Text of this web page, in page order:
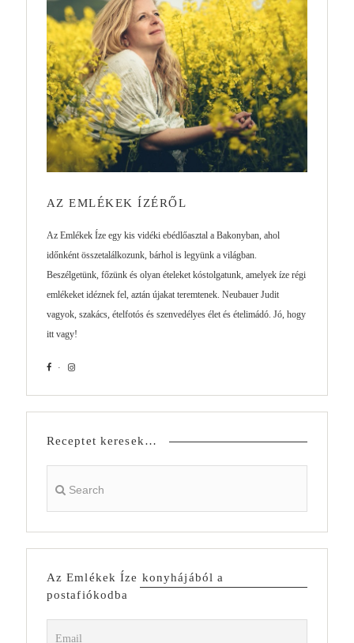
AZ EMLÉKEK ÍZÉRŐL
Az Emlékek Íze egy kis vidéki ebédlőasztal a Bakonyban, ahol
időnként összetalálkozunk, bárhol is legyünk a világban.
Beszélgetünk, főzünk és olyan ételeket kóstolgatunk, amelyek íze régi
emlékeket idéznek fel, aztán újakat teremtenek. Neubauer Judit
vagyok, szakács, ételfotós és szenvedélyes élet és ételimádó. Jó, hogy
itt vagy!
Receptet keresek…
Az Emlékek Íze konyhájából a
postafiókodba